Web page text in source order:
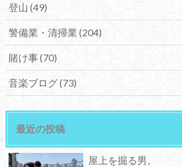
登山 (49)
警備業・清掃業 (204)
賭け事(70)
音楽ブログ(73)
最近の投稿
屋上を掘る男。